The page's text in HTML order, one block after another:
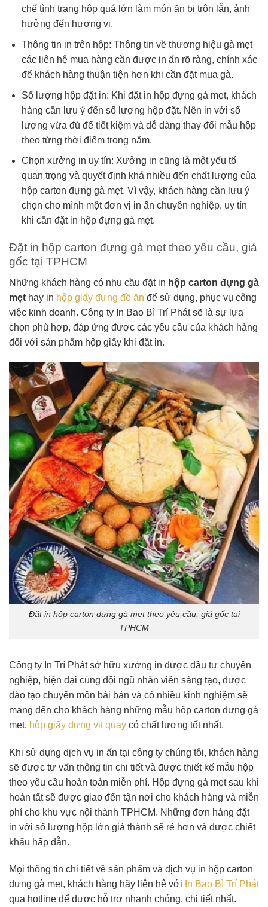
chế tình trạng hộp quá lớn làm món ăn bị trộn lẫn, ảnh
hưởng đến hương vị.
Thông tin in trên hộp: Thông tin về thương hiệu gà mẹt
các liên hệ mua hàng cần được in ấn rõ ràng, chính xác
để khách hàng thuận tiện hơn khi cần đặt mua gà.
Số lượng hộp đặt in: Khi đặt in hộp đựng gà mẹt, khách
hàng cần lưu ý đến số lượng hộp đặt. Nên in với số
lượng vừa đủ để tiết kiệm và dễ dàng thay đổi mẫu hộp
theo từng thời điểm trong năm.
Chọn xưởng in uy tín: Xưởng in cũng là một yếu tố
quan trọng và quyết định khá nhiều đến chất lượng của
hộp carton đựng gà mẹt. Vì vậy, khách hàng cần lưu ý
chọn cho mình một đơn vị in ấn chuyên nghiệp, uy tín
khi cần đặt in hộp đựng gà mẹt.
Đặt in hộp carton đựng gà mẹt theo yêu cầu, giá
gốc tại TPHCM
Những khách hàng có nhu cầu đặt in hộp carton đựng gà
mẹt hay in hộp giấy đựng đồ ăn để sử dụng, phục vụ công
việc kinh doanh. Công ty In Bao Bì Trí Phát sẽ là sự lựa
chọn phù hợp, đáp ứng được các yêu cầu của khách hàng
đối với sản phẩm hộp giấy khi đặt in.
Đặt in hộp carton đựng gà mẹt theo yêu cầu, giá gốc tại
TPHCM
Công ty In Trí Phát sở hữu xưởng in được đầu tư chuyên
nghiệp, hiện đại cùng đội ngũ nhân viên sáng tạo, được
đào tạo chuyên môn bài bản và có nhiều kinh nghiệm sẽ
mang đến cho khách hàng những mẫu hộp carton đựng gà
mẹt, hộp giấy đựng vịt quay có chất lượng tốt nhất.
Khi sử dụng dịch vụ in ấn tại công ty chúng tôi, khách hàng
sẽ được tư vấn thông tin chi tiết và được thiết kế mẫu hộp
theo yêu cầu hoàn toàn miễn phí. Hộp đựng gà mẹt sau khi
hoàn tất sẽ được giao đến tận nơi cho khách hàng và miễn
phí cho khu vực nội thành TPHCM. Những đơn hàng đặt
in với số lượng hộp lớn giá thành sẽ rẻ hơn và được chiết
khấu hấp dẫn.
Mọi thông tin chi tiết về sản phẩm và dịch vụ in hộp carton
đựng gà mẹt, khách hàng hãy liên hệ với In Bao Bì Trí Phát
qua hotline để được hỗ trợ nhanh chóng, chi tiết nhất.